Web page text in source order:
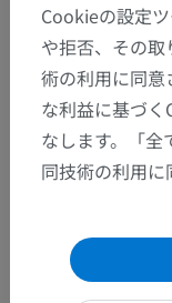
翻訳
間違いを発見
Cookieの設定
や拒否、その
術の利用に同意
な利益に基づ
なします。「
同技術の利用に